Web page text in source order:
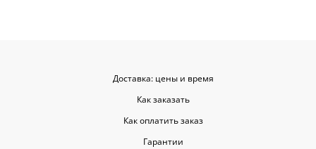
Доставка: цены и время
Как заказать
Как оплатить заказ
Гарантии